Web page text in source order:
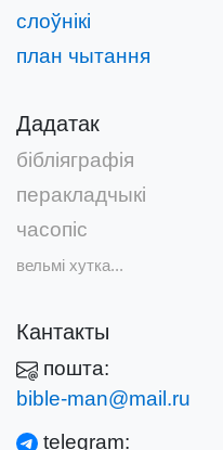
слоўнікі
план чытання
Дадатак
бібліяграфія
перакладчыкі
часопіс
вельмі хутка...
Кантакты
пошта:
bible-man@mail.ru
telegram: